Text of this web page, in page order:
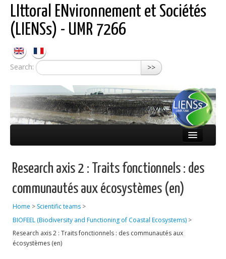
LIttoral ENvironnement et Sociétés
(LIENSs) - UMR 7266
Search: >>
Scientific teams
Observatories
Data
Research axis 2 : Traits fonctionnels : des
communautés aux écosystèmes (en)
Home > Scientific teams >
BIOFEEL (Biodiversity and Functioning of Coastal Ecosystems) >
Research axis 2 : Traits fonctionnels : des communautés aux
écosystèmes (en)